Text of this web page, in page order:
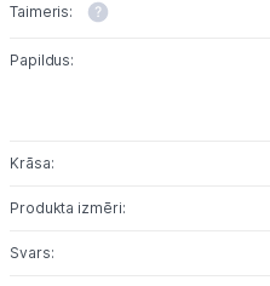
Taimeris:
Papildus:
Krāsa:
Produkta izmēri:
Svars: